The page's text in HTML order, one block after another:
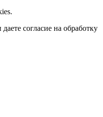
согласие на обработку